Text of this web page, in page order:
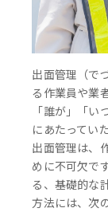
出面管理（で
る作業員や業
「誰が」「
にあたってい
出面管理は、
めに不可欠で
る、基礎的な
方法には、次